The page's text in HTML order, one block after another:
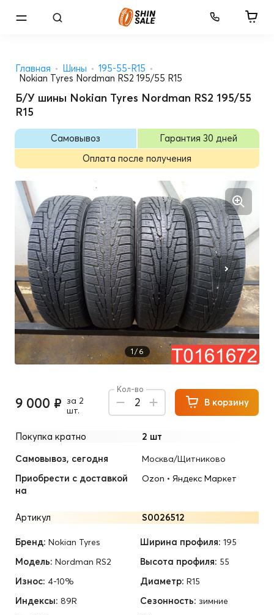
Главная Шины
195-55-R15
Nokian Tyres Nordman RS2 195/55 R15
Б/У шины Nokian Tyres Nordman RS2 195/55
R15
Самовывоз
Гарантия 30 дней
Оплата после получения
1 / 6
9 000 ₽ за 2
шт.
Кол-во
2 В корзину
Покупка кратно
2 шт
Самовывоз, сегодня
Москва/Щитниково
Приобрести с доставкой
на
Ozon • Яндекс Маркет
Артикул S0026512
Бренд: Nokian Tyres Ширина профиля: 195
Модель: Nordman RS2 Высота профиля: 55
Износ: 4-10% Диаметр: R15
Индексы: 89R Сезонность: зимние